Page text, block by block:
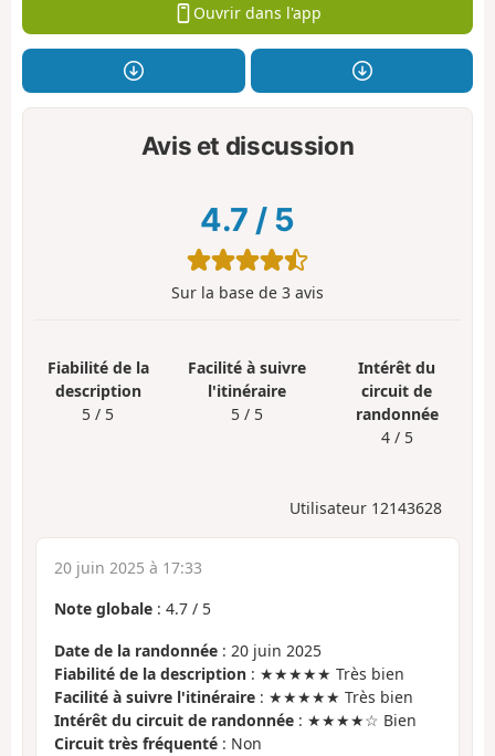
Ouvrir dans l'app
Avis et discussion
4.7 / 5
Sur la base de 3 avis
Fiabilité de la
description
5 / 5
Facilité à suivre
l'itinéraire
5 / 5
Intérêt du
circuit de
randonnée
4 / 5
Utilisateur 12143628
20 juin 2025 à 17:33
Note globale : 4.7 / 5
Date de la randonnée : 20 juin 2025
Fiabilité de la description : ★★★★★ Très bien
Facilité à suivre l'itinéraire : ★★★★★ Très bien
Intérêt du circuit de randonnée : ★★★★☆ Bien
Circuit très fréquenté : Non